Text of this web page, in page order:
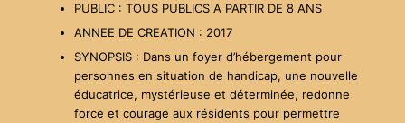
PUBLIC : TOUS PUBLICS A PARTIR DE 8 ANS
ANNEE DE CREATION : 2017
SYNOPSIS : Dans un foyer d’hébergement pour
personnes en situation de handicap, une nouvelle
éducatrice, mystérieuse et déterminée, redonne
force et courage aux résidents pour permettre